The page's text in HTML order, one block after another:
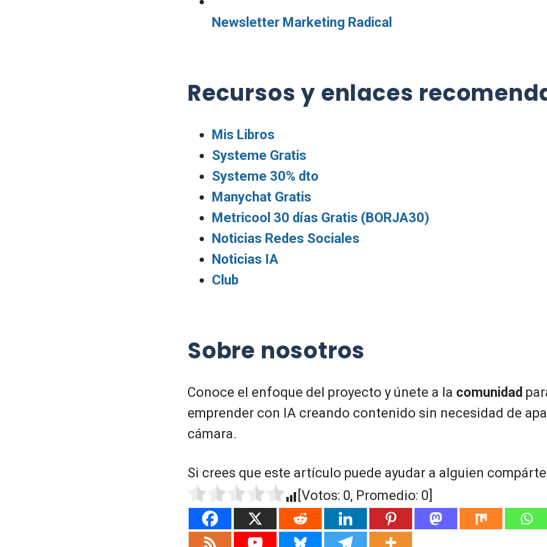
Newsletter Marketing Radical
Recursos y enlaces
Mis Libros
Systeme Gratis
Systeme 30% dto
Manychat Gratis
Metricool 30 días Gratis (BORJA30)
Noticias Redes Sociales
Noticias IA
Club
Sobre nosotros
Conoce el enfoque del proyecto y únete a la comunidad
emprender con IA creando contenido sin necesidad de
cámara.
Si crees que este artículo puede ayudar a alguien
[Votos: 0, Promedio: 0